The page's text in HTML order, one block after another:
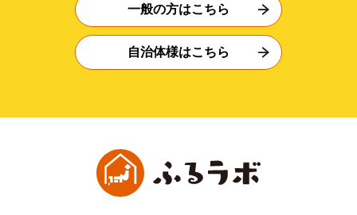
一般の方はこちら
自治体様はこちら